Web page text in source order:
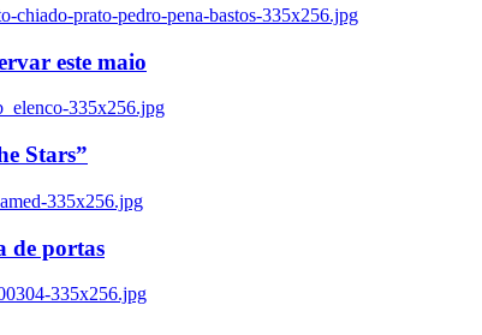
chiado-prato-pedro-pena-bastos-335x256.jpg
este maio
335x256.jpg
Stars”
335x256.jpg
de portas
335x256.jpg